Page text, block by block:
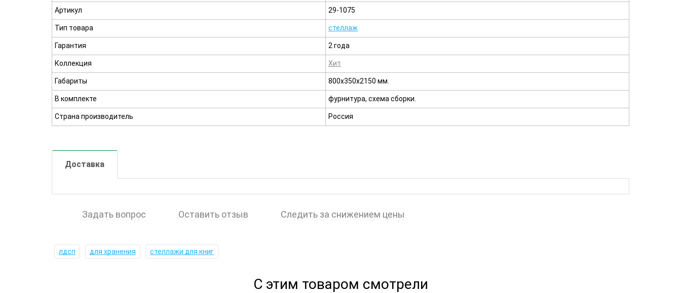
Артикул 29-1075
Тип товара стеллаж
Гарантия 2 года
Коллекция Хит
Габариты 800х350х2150 мм.
В комплекте фурнитура, схема сборки.
Страна производитель Россия
Доставка
Задать вопрос Оставить отзыв Следить за снижением цены
лдсп для хранения стеллажи для книг
С этим товаром смотрели